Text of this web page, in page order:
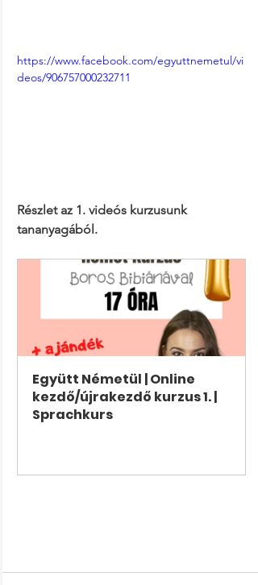
https://www.facebook.com/egyuttnemetul/vi
deos/906757000232711
Részlet az 1. videós kurzusunk
tananyagából.
Együtt Németül | Online
kezdő/újrakezdő kurzus 1. |
Sprachkurs